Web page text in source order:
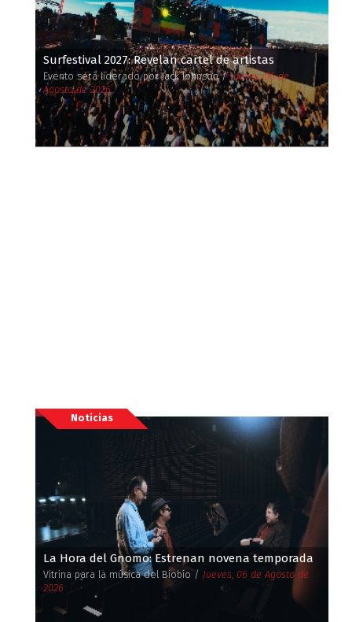
Surfestival 2027: Revelan cartel de artistas
Evento será liderado por Jack Johnson /Jueves, 06 de
Agosto de 2026
Noticias
La Hora del Gnomo: Estrenan novena temporada
Vitrina para la música del Biobío / Jueves, 06 de Agosto de
2026